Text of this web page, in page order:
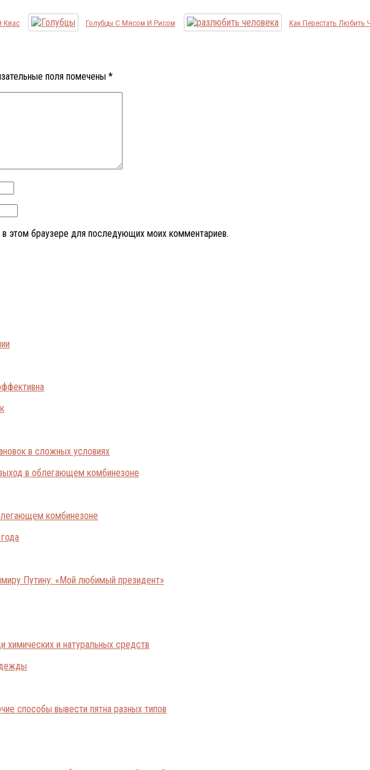
Квас Голубцы С Мясом И Рисом Как Перестать Любить
поля помечены *
этом браузере для последующих моих комментариев.
в сложных условиях
комбинезоне
Путину: «Мой любимый президент»
и натуральных средств
способы вывести пятна разных типов